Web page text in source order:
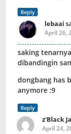
Reply
lebaai
April 26,
saking
dibandingin
dongbang has
anymore :9
Reply
z'Black
April 24,